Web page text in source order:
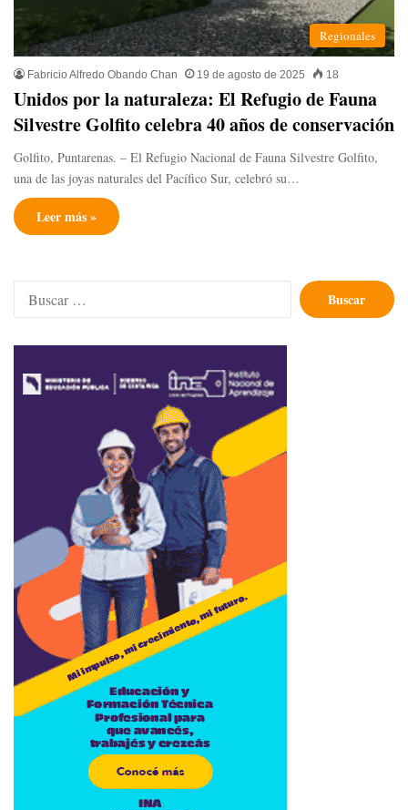
Regionales
Fabricio Alfredo Obando Chan 19 de agosto de 2025 18
Unidos por la naturaleza: El Refugio de Fauna
Silvestre Golfito celebra 40 años de conservación
Golfito, Puntarenas. – El Refugio Nacional de Fauna Silvestre Golfito,
una de las joyas naturales del Pacífico Sur, celebró su…
Leer más »
Buscar: